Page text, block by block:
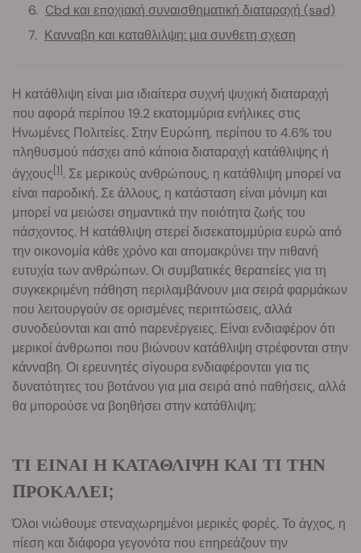
Cbd και εποχιακή συναισθηματική διαταραχή (sad)
Κανναβη και καταθλιλψη: μια συνθετη σχεση
Η κατάθλιψη είναι μια ιδιαίτερα συχνή ψυχική διαταραχή
που αφορά περίπου 19.2 εκατομμύρια ενήλικες στις
Ηνωμένες Πολιτείες. Στην Ευρώπη, περίπου το 4.6% του
πληθυσμού πάσχει από κάποια διαταραχή κατάθλιψης ή
άγχους[1]. Σε μερικούς ανθρώπους, η κατάθλιψη μπορεί να
είναι παροδική. Σε άλλους, η κατάσταση είναι μόνιμη και
μπορεί να μειώσει σημαντικά την ποιότητα ζωής του
πάσχοντος. Η κατάθλιψη στερεί δισεκατομμύρια ευρώ από
την οικονομία κάθε χρόνο και απομακρύνει την πιθανή
ευτυχία των ανθρώπων. Οι συμβατικές θεραπείες για τη
συγκεκριμένη πάθηση περιλαμβάνουν μια σειρά φαρμάκων
που λειτουργούν σε ορισμένες περιπτώσεις, αλλά
συνοδεύονται και από παρενέργειες. Είναι ενδιαφέρον ότι
μερικοί άνθρωποι που βιώνουν κατάθλιψη στρέφονται στην
κάνναβη. Οι ερευνητές σίγουρα ενδιαφέρονται για τις
δυνατότητες του βοτάνου για μια σειρά από παθήσεις, αλλά
θα μπορούσε να βοηθήσει στην κατάθλιψη;
ΤΙ ΕΙΝΑΙ Η ΚΑΤΑΘΛΙΨΗ ΚΑΙ ΤΙ ΤΗΝ
ΠΡΟΚΑΛΕΙ;
Όλοι νιώθουμε στεναχωρημένοι μερικές φορές. Το άγχος, η
πίεση και διάφορα γεγονότα που επηρεάζουν την